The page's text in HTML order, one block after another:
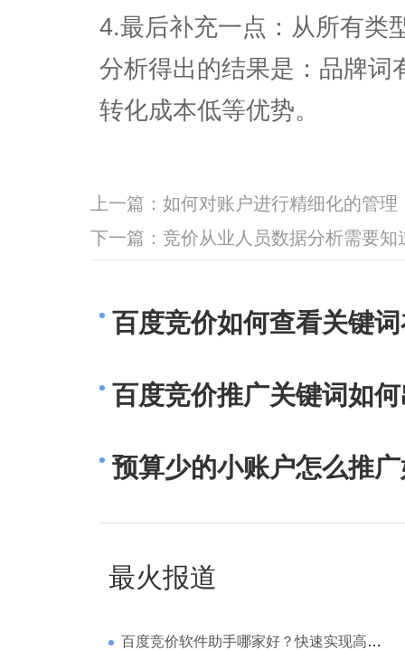
4.最后补充一点：从所有类
分析得出的结果是：品牌词
转化成本低等优势。
上一篇： 如何对账户进行精细化的管理
下一篇： 竞价从业人员数据分析需要知
百度竞价如何查看关键
百度竞价推广关键词如
预算少的小账户怎么推
最火报道
百度竞价软件助手哪家好？快速实现高回报哪家强？